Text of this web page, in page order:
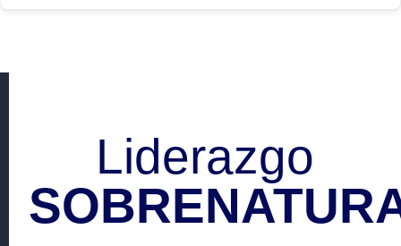
Liderazgo